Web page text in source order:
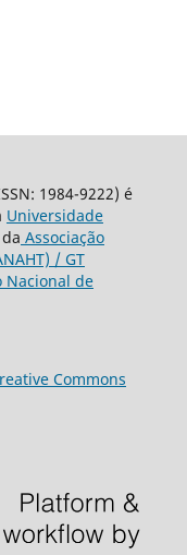
1984-9222) é
Universidade
Associação
/ GT
Nacional de
Commons